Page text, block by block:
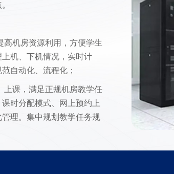
高机房资源利用，方便学生
机、下机情况，实时计
自动化、流程化；
上课，满足正规机房教学任
时分配模式、网上预约上
理。集中规划教学任务规